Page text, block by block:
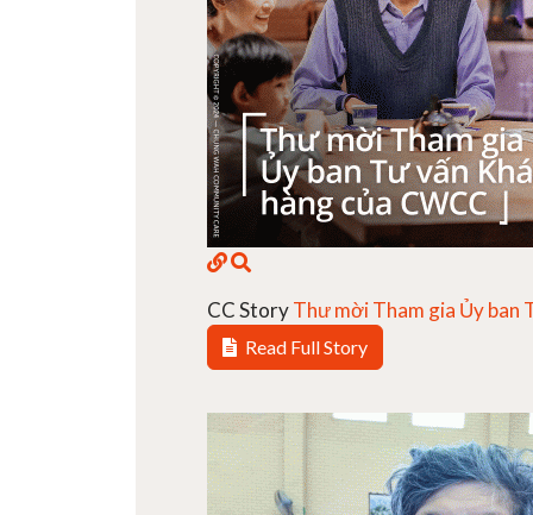
CC StoryThư mời Tham gia Ủy ban
Read Full Story